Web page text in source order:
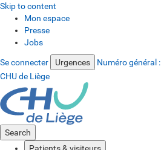
Skip to content
Mon espace
Presse
Jobs
Se connecter Urgences Numéro général :
CHU de Liège
Search